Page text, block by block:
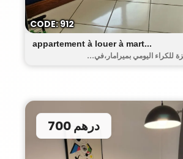
appartement à louer à mart...
اليومي بميرامار،في...
CODE: 912
700 درهم